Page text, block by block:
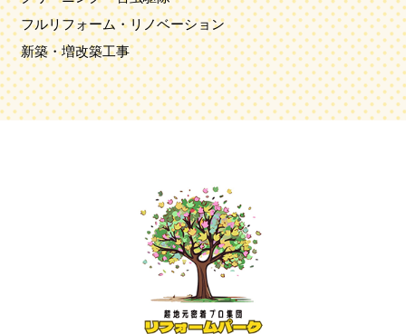
フルリフォーム・リノベーション
新築・増改築工事